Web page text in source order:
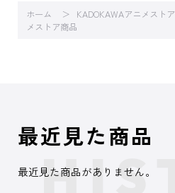
ホーム KADOKAWAアニメストア
メストア商品
最近見た商品
最近見た商品がありません。